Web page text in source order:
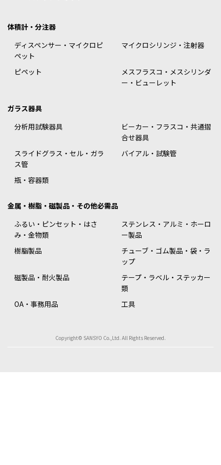
体積計・分注器
ディスペンサー・マイクロピ
ペット
マイクロシリンジ・注射器
ピペット
メスフラスコ・メスシリンダ
ー・ビューレット
ガラス器具
分析用試験器具
ビーカー・フラスコ・共通摺
合せ器具
スライドグラス・セル・ガラ
ス管
バイアル・試験管
瓶・容器類
金属・樹脂・磁製品・その他必需品
ふるい・ピンセット・はさ
み・金物類
ステンレス・アルミ・ホーロ
ー製品
樹脂製品
チューブ・ゴム製品・袋・ラ
ップ
磁製品・耐火製品
テープ・ラベル・ステッカー
類
OA・事務用品
工具
Copyright© SANSYO Co.,Ltd. All Rights Reserved.